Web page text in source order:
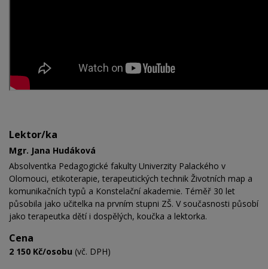
Lektor/ka
Mgr. Jana Hudáková
Absolventka Pedagogické fakulty Univerzity Palackého v
Olomouci, etikoterapie, terapeutických technik Životních map a
komunikačních typů a Konstelační akademie. Téměř 30 let
působila jako učitelka na prvním stupni ZŠ. V současnosti působí
jako terapeutka dětí i dospělých, koučka a lektorka.
Cena
2 150 Kč/osobu (vč. DPH)